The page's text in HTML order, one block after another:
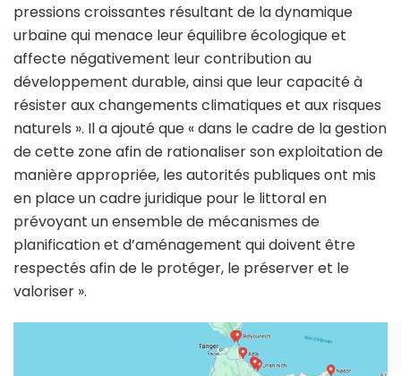
pressions croissantes résultant de la dynamique
urbaine qui menace leur équilibre écologique et
affecte négativement leur contribution au
développement durable, ainsi que leur capacité à
résister aux changements climatiques et aux risques
naturels ». Il a ajouté que « dans le cadre de la gestion
de cette zone afin de rationaliser son exploitation de
manière appropriée, les autorités publiques ont mis
en place un cadre juridique pour le littoral en
prévoyant un ensemble de mécanismes de
planification et d’aménagement qui doivent être
respectés afin de le protéger, le préserver et le
valoriser ».